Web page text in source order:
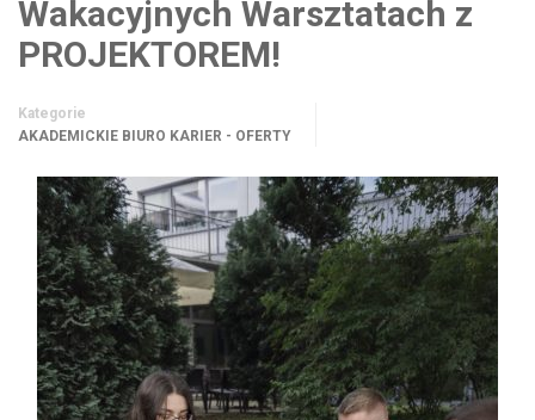
Wakacyjnych Warsztatach z
PROJEKTOREM!
Kategorie
AKADEMICKIE BIURO KARIER - OFERTY